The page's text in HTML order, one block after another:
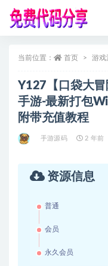
当前位置： 首页 游戏
Y127【口袋大
手游-最新打包
附带充值教程
手游源码 2 年前
资源信息
普通
会员
永久会员